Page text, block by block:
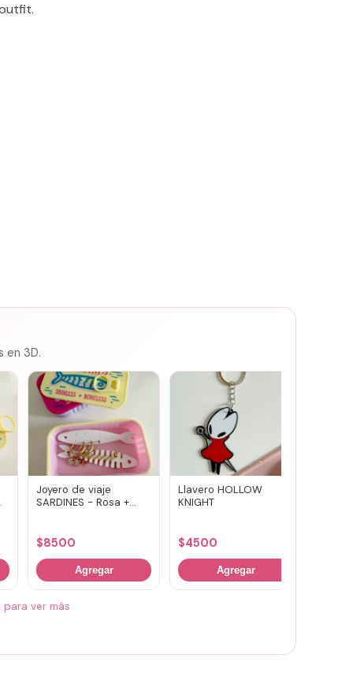
en 3D.
Joyero de viaje
SARDINES - Rosa +
$8500
Agregar
Llavero HOLLOW
KNIGHT
$4500
Agregar
para ver más